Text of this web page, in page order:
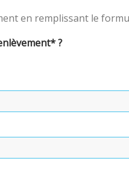
en remplissant le
?